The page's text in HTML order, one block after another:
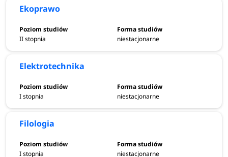
Ekoprawo
II stopnia niestacjonarne
Elektrotechnika
I stopnia niestacjonarne
Filologia
I stopnia niestacjonarne